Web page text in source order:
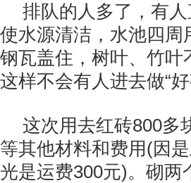
排队的人多了，有
使水源清洁，水池四
钢瓦盖住，树叶、竹
这样不会有人进去做“好
这次用去红砖800多
等其他材料和费用(因
光是运费300元)。砌两